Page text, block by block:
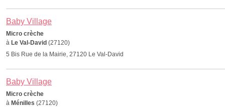
Baby Village
Micro crèche
à Le Val-David (27120)
5 Bis Rue de la Mairie, 27120 Le Val-David
Baby Village
Micro crèche
à Ménilles (27120)